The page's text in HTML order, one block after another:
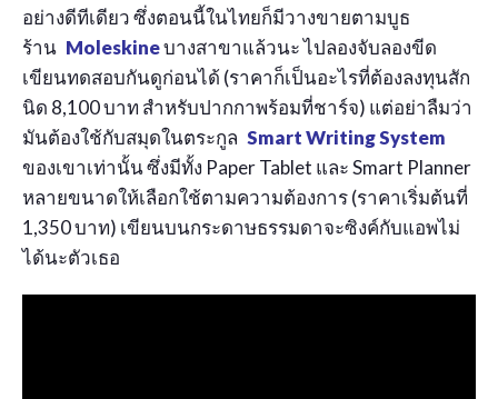
อย่างดีทีเดียว ซึ่งตอนนี้ในไทยก็มีวางขายตามบูธ
ร้าน Moleskineบางสาขาแล้วนะ ไปลองจับลองขีด
เขียนทดสอบกันดูก่อนได้ (ราคาก็เป็นอะไรที่ต้องลงทุนสัก
นิด 8,100 บาท สำหรับปากกาพร้อมที่ชาร์จ) แต่อย่าลืมว่า
มันต้องใช้กับสมุดในตระกูล Smart Writing System
ของเขาเท่านั้น ซึ่งมีทั้ง Paper Tablet และ Smart Planner
หลายขนาดให้เลือกใช้ตามความต้องการ (ราคาเริ่มต้นที่
1,350 บาท) เขียนบนกระดาษธรรมดาจะซิงค์กับแอพไม่
ได้นะตัวเธอ